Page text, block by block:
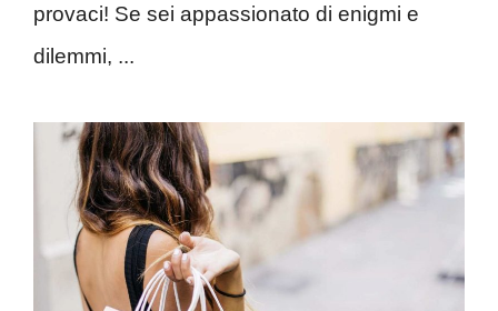
provaci! Se sei appassionato di enigmi e
dilemmi, ...